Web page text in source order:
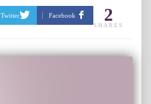
2
SHARES
Facebook
Twitter